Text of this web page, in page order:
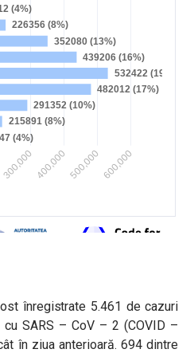
înregistrate 5.461 de cazuri
SARS – CoV – 2 (COVID –
în ziua anterioară. 694 dintre